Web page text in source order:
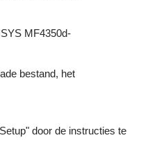
MF4350d-
bestand, het
door de instructies te